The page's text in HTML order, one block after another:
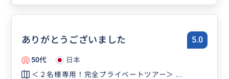
を調達するスーパーもあると教えていただいたお陰
らしい景色がたくさん観れて良い旅行が出来まし
た。ガイドさんに頼んで本当に良かったです。
追記です。
インターラーケンオストからグリンデルワルドに向
ありがとうございました 5.0
50代
日本
＜２名様専用！完全プライベートツアー＞ ...